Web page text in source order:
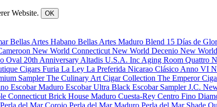
Website. OK
Bellas Artes Habano Bellas Artes Maduro Blend 15 Días de
New World Connecticut New World Decenio New
Oval 20th Anniversary Altadis U.S.A. Inc Aging Room Quattro
Cigars Furia La Ley La Preferida Nicarao Clásico Anno VI
SamplerThe Culinary Art Cigar Collection The Emperor
Escobar Maduro Escobar Ultra Black Escobar SamplerJ.C.
Connecticut Brick House Maduro Cuesta-Rey Centro Fino
Perla del Mar Corojo Perla del Mar Maduro Perla del Mar Shade